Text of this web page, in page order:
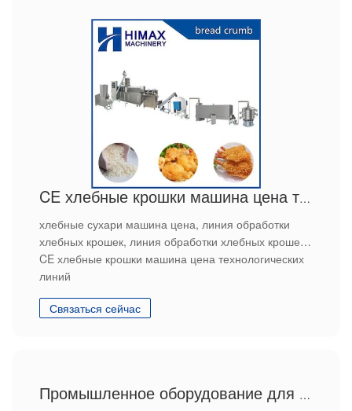
CE хлебные крошки машина цена технологических линий
хлебные сухари машина цена, линия обработки
хлебных крошек, линия обработки хлебных крошек.
CE хлебные крошки машина цена технологических
линий
Связаться сейчас
Промышленное оборудование для обработки хлебных крошек